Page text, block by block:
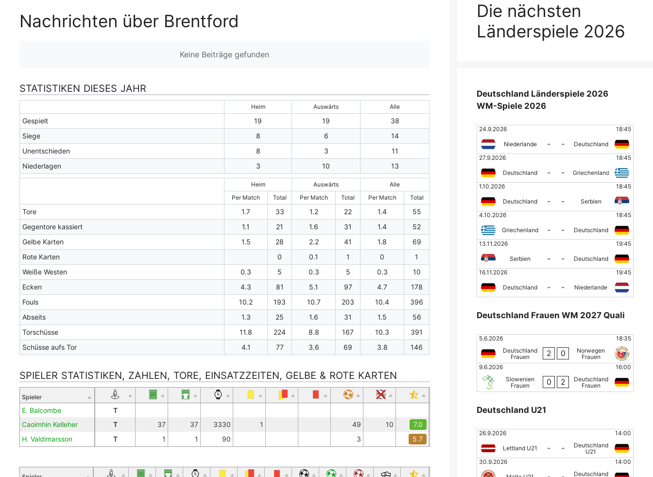
Nachrichten über Brentford
Keine Beiträge gefunden
STATISTIKEN DIESES JAHR
Heim Auswärts Alle
Gespielt 19 19
38
Siege
8 6
14
Unentschieden
8 3
11
Niederlagen
3 10 13
Heim Auswärts
Alle
Per Match
Total Per Match Total Per Match Total
Tore 1.7 33 1.2 22 1.4
55
Gegentore kassiert
1.1 21 1.6 31 1.4
52
Gelbe Karten
1.5 28 2.2 41 1.8
69
Rote Karten
0 0.1 1 0
1
Weiße Westen
0.3 5 0.3 5 0.3
10
Ecken
4.3 81 5.1 97 4.7
178
Fouls
10.2 193 10.7 203 10.4
396
Abseits
1.3 25 1.6 31 1.5
56
Torschüsse
11.8 224 8.8 167 10.3
391
Schüsse aufs Tor
4.1 77 3.6 69 3.8 146
SPIELER STATISTIKEN, ZAHLEN, TORE, EINSATZZEITEN, GELBE & ROTE KARTEN
Spieler
E. Balcombe
T
Caoimhin Kelleher
T 37 37 3330 1 49 10
7.0
H. Valdimarsson
T 1 1 90 3 5.7
Die nächsten
Länderspiele 2026
Deutschland Länderspiele 2026
WM-Spiele 2026
24.9.2026 18:45
Niederlande - -
Deutschland
27.9.2026
18:45
Deutschland - -
Griechenland
1.10.2026
18:45
Deutschland - -
Serbien
4.10.2026
18:45
Griechenland - -
Deutschland
13.11.2026
19:45
Serbien - -
Deutschland
16.11.2026
19:45
Deutschland - - Niederlande
Deutschland Frauen WM 2027 Quali
5.6.2026
18:35
Deutschland
Frauen
2 0
Norwegen
Frauen
9.6.2026
16:00
Slowenien
Frauen
0 2
Deutschland
Frauen
Deutschland U21
26.9.2026 14:00
Lettland U21 - -
Deutschland
U21
30.9.2026
14:00
Deutschland